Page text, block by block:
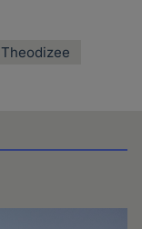
Theodizee